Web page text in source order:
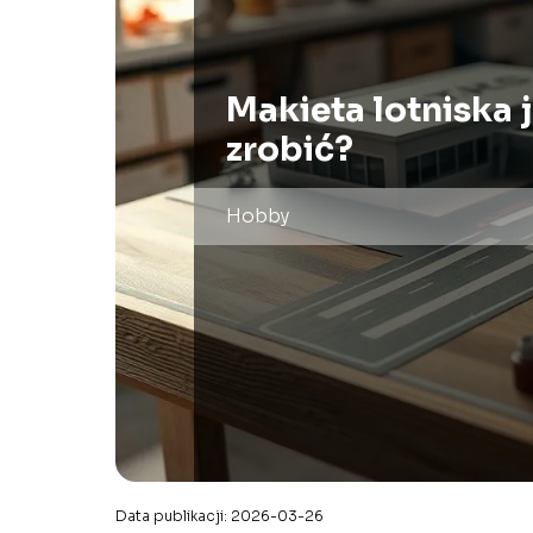
Makieta lotniska
zrobić?
Hobby
Data publikacji: 2026-03-26